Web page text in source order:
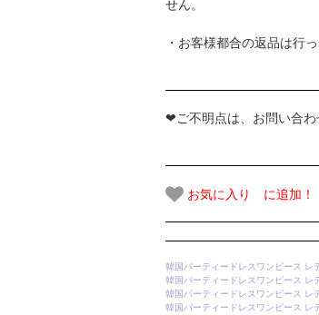
せん。
・お客様都合の返品は行
❤ご不明点は、お問い合わ
お気に入り に追加！
韓国パーティードレスワンピース レ
韓国パーティードレスワンピース レ
韓国パーティードレスワンピース レ
韓国パーティードレスワンピース レ